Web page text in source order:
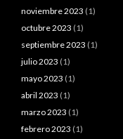
noviembre 2023 (1)
octubre 2023 (1)
septiembre 2023 (1)
julio 2023 (1)
mayo 2023 (1)
abril 2023 (1)
marzo 2023 (1)
febrero 2023 (1)